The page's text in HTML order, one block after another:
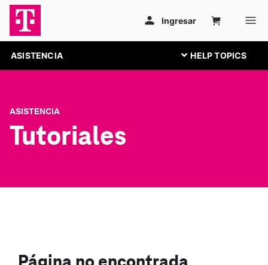
ASISTENCIA
ASISTENCIA
Tutoriales